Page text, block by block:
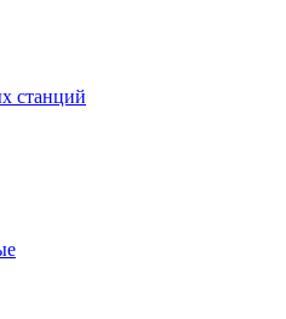
станций